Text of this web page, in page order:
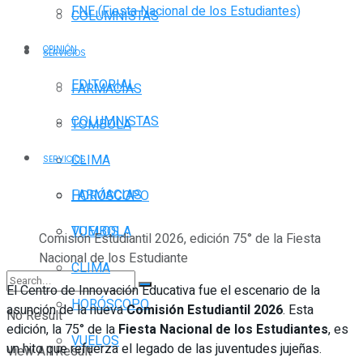
COLUMNISTAS
SERVICIOS
FARMACIAS
TOMBOLA
CLIMA
HORÓSCOPO
VUELOS
No Result
View All Result
FNE (Fiesta Nacional de los Estudiantes)
OPINIÓN
EDITORIAL
COLUMNISTAS
SERVICIOS
FARMACIAS
TOMBOLA
CLIMA
HORÓSCOPO
VUELOS
Comisión Estudiantil 2026, edición 75° de la Fiesta
Nacional de los Estudiante
El Centro de Innovación Educativa fue el escenario de la
asunción de la nuevaComisión Estudiantil 2026. Esta
edición, la 75° de la Fiesta Nacional de los Estudiantes, es
un hito que refuerza el legado de las juventudes jujeñas.